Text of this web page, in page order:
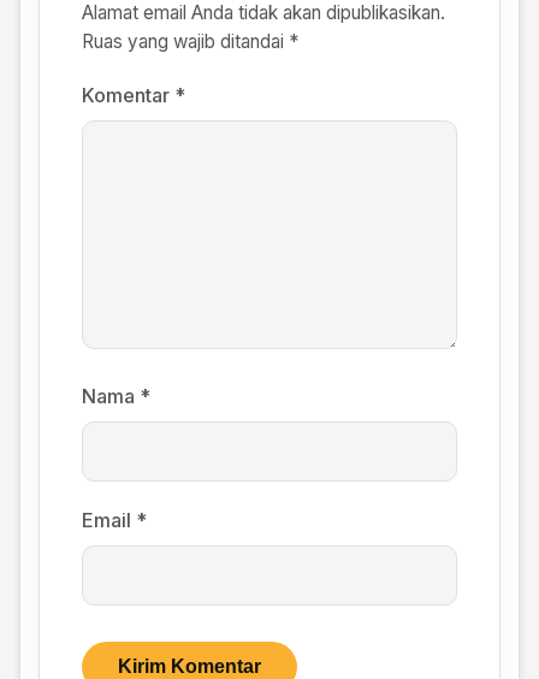
Alamat email Anda tidak akan dipublikasikan.
Ruas yang wajib ditandai *
Komentar *
Nama *
Email *